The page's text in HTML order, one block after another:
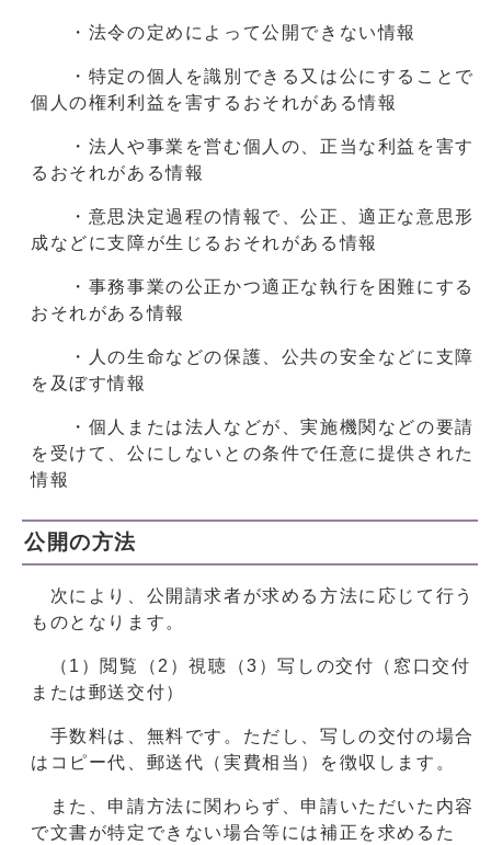
・法令の定めによって公開できない情報
・特定の個人を識別できる又は公にすることで
個人の権利利益を害するおそれがある情報
・法人や事業を営む個人の、正当な利益を害す
るおそれがある情報
・意思決定過程の情報で、公正、適正な意思形
成などに支障が生じるおそれがある情報
・事務事業の公正かつ適正な執行を困難にする
おそれがある情報
・人の生命などの保護、公共の安全などに支障
を及ぼす情報
・個人または法人などが、実施機関などの要請
を受けて、公にしないとの条件で任意に提供された
情報
公開の方法
次により、公開請求者が求める方法に応じて行う
ものとなります。
（1）閲覧（2）視聴（3）写しの交付（窓口交付
または郵送交付）
手数料は、無料です。ただし、写しの交付の場合
はコピー代、郵送代（実費相当）を徴収します。
また、申請方法に関わらず、申請いただいた内容
で文書が特定できない場合等には補正を求めるた